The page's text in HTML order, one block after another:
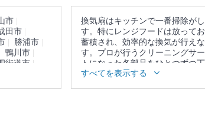
市
田市
勝浦市
鴨川市
街道市
換気扇はキッチンで一番掃除が
す。特にレンジフードは放って
蓄積され、効率的な換気が行え
す。プロが行うクリーニングサ
トになった各部品をひとつずつ
の換気力を取り戻します。
▼表示価格に含まれる換気扇ク
すべてを表示する